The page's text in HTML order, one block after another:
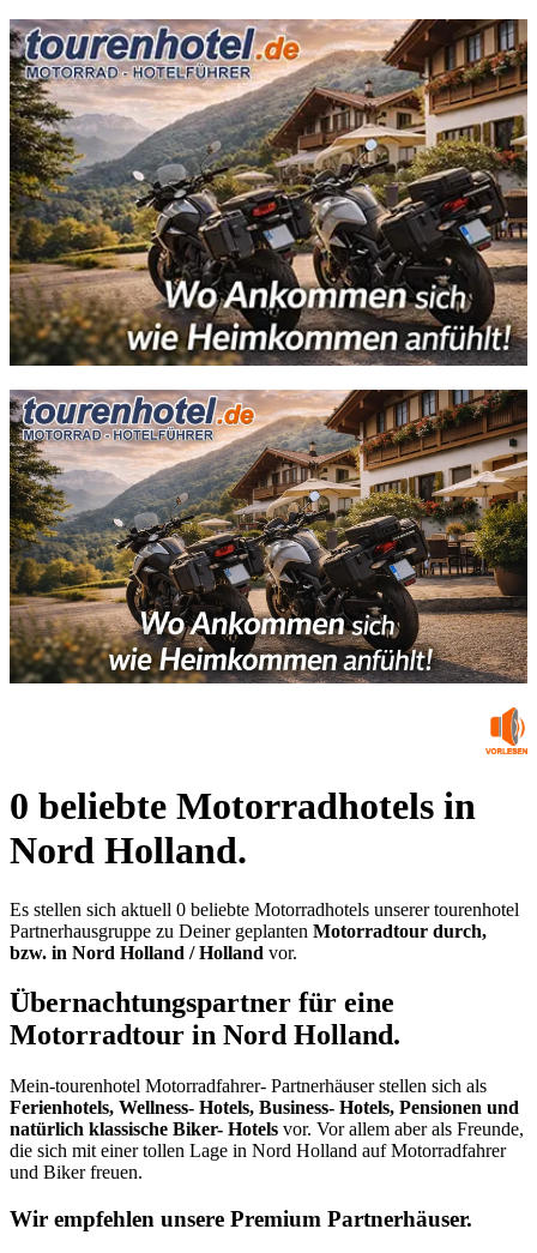
0 beliebte Motorradhotels in
Nord Holland.
Es stellen sich aktuell 0 beliebte Motorradhotels unserer tourenhotel
Partnerhausgruppe zu Deiner geplanten Motorradtour durch,
bzw. in Nord Holland / Holland vor.
Übernachtungspartner für eine
Motorradtour in Nord Holland.
Mein-tourenhotel Motorradfahrer- Partnerhäuser stellen sich als
Ferienhotels, Wellness- Hotels, Business- Hotels, Pensionen und
natürlich klassische Biker- Hotels vor. Vor allem aber als Freunde,
die sich mit einer tollen Lage in Nord Holland auf Motorradfahrer
und Biker freuen.
Wir empfehlen unsere Premium Partnerhäuser.